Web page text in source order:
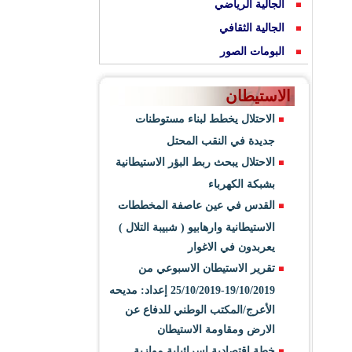
الجالية الرياضي
الجالية الثقافي
البومات الصور
الاستيطان
الاحتلال يخطط لبناء مستوطنات
جديدة في النقب المحتل
الاحتلال يبحث ربط البؤر الاستيطانية
بشبكة الكهرباء
القدس في عين عاصفة المخططات
الاستيطانية وارهابيو ( شبيبة التلال )
يعربدون في الاغوار
تقرير الاستيطان الاسبوعي من
19/10/2019-25/10/2019 إعداد: مديحه
الأعرج/المكتب الوطني للدفاع عن
الارض ومقاومة الاستيطان